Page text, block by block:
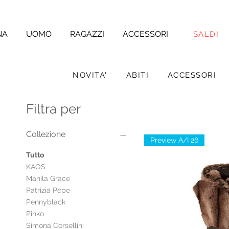
UOMO RAGAZZI ACCESSORI SALDI
NOVITA' ABITI ACCESSORI
Filtra per
Collezione
Tutto
KAOS
Manila Grace
Patrizia Pepe
Pennyblack
Pinko
Simona Corsellini
Preview A/I 26